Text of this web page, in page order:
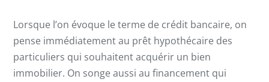
Lorsque l’on évoque le terme de crédit bancaire, on
pense immédiatement au prêt hypothécaire des
particuliers qui souhaitent acquérir un bien
immobilier. On songe aussi au financement qui